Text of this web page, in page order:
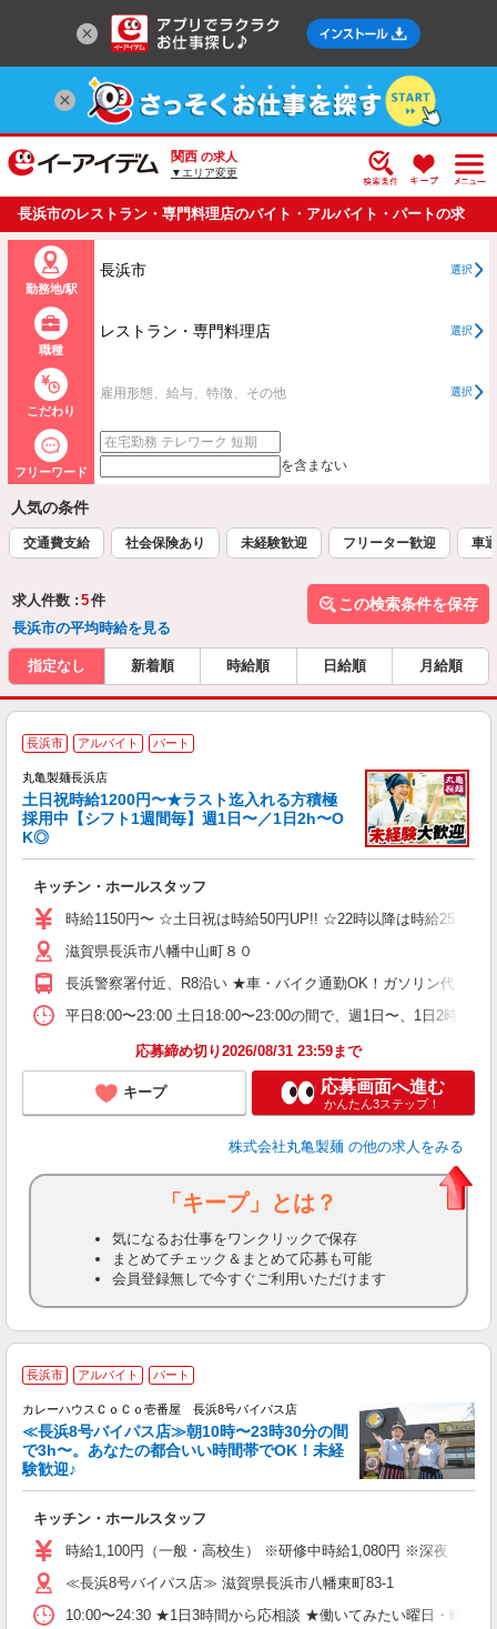
関西 の求人
▼エリア変更
長浜市のレストラン・専門料理店のバイト・アルバイト・パートの求
人情報一覧
勤務地/駅
長浜市 選択
職種
レストラン・専門料理店 選択
こだわり
雇用形態、給与、特徴、その他 選択
フリーワード を含まない
人気の条件
交通費支給 社会保険あり 未経験歓迎 フリーター歓迎 車
求人件数 : 5件
長浜市の平均時給を見る
この検索条件を保存
指定なし 新着順 時給順 日給順 月給順
長浜市 アルバイト パート
丸亀製麺長浜店
土日祝時給1200円〜★ラスト迄入れる方積極
採用中【シフト1週間毎】週1日〜／1日2h〜O
K◎
キッチン・ホールスタッフ
時給1150円〜 ☆土日祝は時給50円UP!! ☆22時以降は時給25％UP
滋賀県長浜市八幡中山町８０
長浜警察署付近、R8沿い ★車・バイク通勤OK！ガソリン代も規
平日8:00〜23:00 土日18:00〜23:00の間で、週1日〜、1日2時間
応募締め切り2026/08/31 23:59まで
キープ 応募画面へ進む
かんたん3ステップ！
株式会社丸亀製麺 の他の求人をみる
「キープ」とは？
気になるお仕事をワンクリックで保存
まとめてチェック＆まとめて応募も可能
会員登録無しで今すぐご利用いただけます
長浜市 アルバイト パート
カレーハウスＣｏＣｏ壱番屋 長浜8号バイパス店
≪長浜8号バイパス店≫朝10時〜23時30分の間
で3h〜。あなたの都合いい時間帯でOK！未経
験歓迎♪
キッチン・ホールスタッフ
時給1,100円（一般・高校生） ※研修中時給1,080円 ※深夜（一般
≪長浜8号バイパス店≫ 滋賀県長浜市八幡東町83-1
10:00〜24:30 ★1日3時間から応相談 ★働いてみたい曜日・時間